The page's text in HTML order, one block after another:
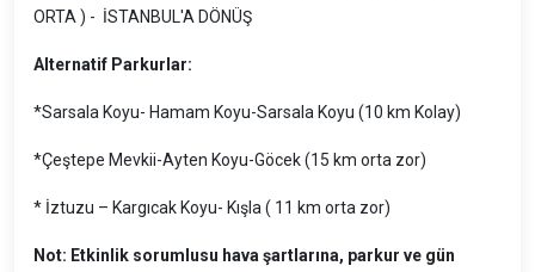
ORTA ) - İSTANBUL'A DÖNÜŞ
Alternatif Parkurlar:
*Sarsala Koyu- Hamam Koyu-Sarsala Koyu (10 km Kolay)
*Çeştepe Mevkii-Ayten Koyu-Göcek (15 km orta zor)
* İztuzu – Kargıcak Koyu- Kışla ( 11 km orta zor)
Not: Etkinlik sorumlusu hava şartlarına, parkur ve gün